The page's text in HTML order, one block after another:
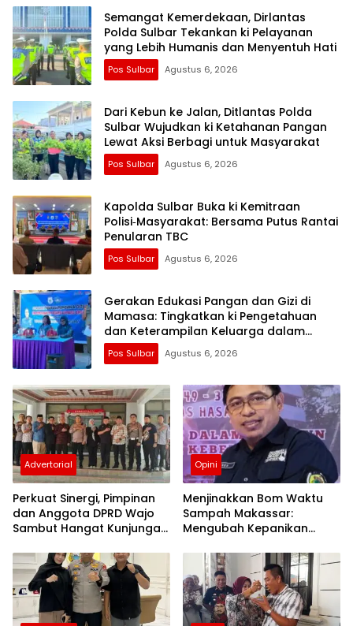
Semangat Kemerdekaan, Dirlantas
Polda Sulbar Tekankan ki Pelayanan
yang Lebih Humanis dan Menyentuh Hati
Pos Sulbar Agustus 6, 2026
Dari Kebun ke Jalan, Ditlantas Polda
Sulbar Wujudkan ki Ketahanan Pangan
Lewat Aksi Berbagi untuk Masyarakat
Pos Sulbar Agustus 6, 2026
Kapolda Sulbar Buka ki Kemitraan
Polisi‑Masyarakat: Bersama Putus Rantai
Penularan TBC
Pos Sulbar Agustus 6, 2026
Gerakan Edukasi Pangan dan Gizi di
Mamasa: Tingkatkan ki Pengetahuan
dan Keterampilan Keluarga dalam
Pemenuhan Gizi
Pos Sulbar Agustus 6, 2026
Advertorial
Perkuat Sinergi, Pimpinan
dan Anggota DPRD Wajo
Sambut Hangat Kunjungan
yang Baru
Opini
Menjinakkan Bom Waktu
Sampah Makassar:
Mengubah Kepanikan
Berbasis RT